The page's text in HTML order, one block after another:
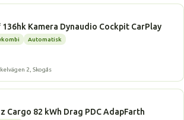
Kamera Dynaudio Cockpit CarPlay
Automatisk
2, Skogås
Cargo 82 kWh Drag PDC AdapFarth